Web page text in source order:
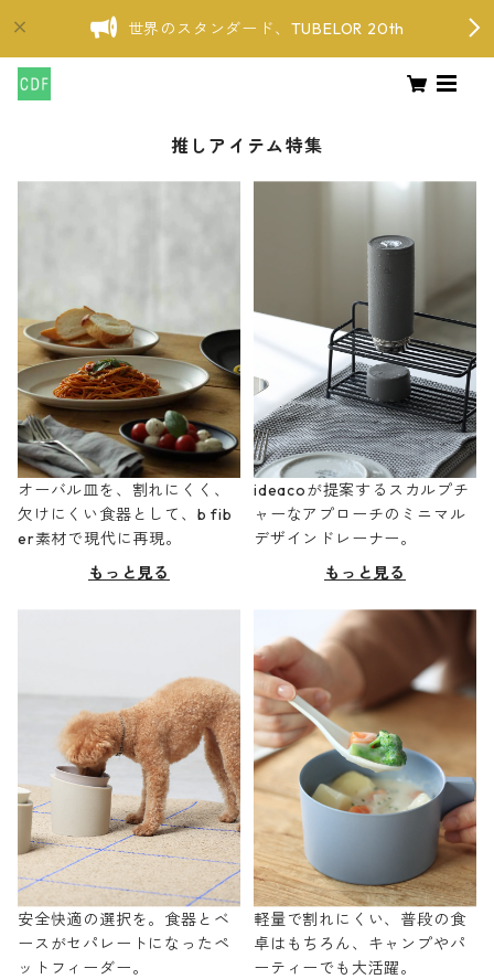
世界のスタンダード、TUBELOR 20th
推しアイテム特集
オーバル皿を、割れにくく、
欠けにくい食器として、b fib
er素材で現代に再現。
もっと見る
ideacoが提案するスカルプチ
ャーなアプローチのミニマル
デザインドレーナー。
もっと見る
安全快適の選択を。食器とベ
ースがセパレートになったペ
ットフィーダー。
軽量で割れにくい、普段の食
卓はもちろん、キャンプやパ
ーティーでも大活躍。